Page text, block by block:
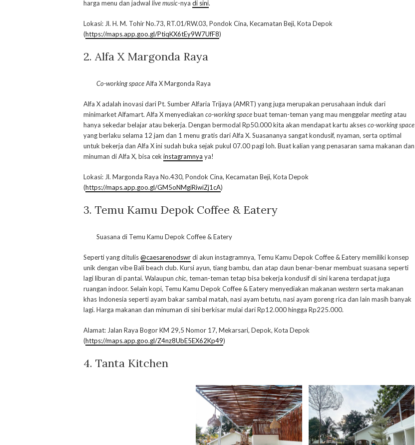
harga menu dan jadwal live music-nya di sini.
Lokasi: Jl. H. M. Tohir No.73, RT.01/RW.03, Pondok Cina, Kecamatan Beji, Kota Depok
(https://maps.app.goo.gl/PtiqKX6tEy9W7UfF8)
2. Alfa X Margonda Raya
Co-working spaceAlfa X Margonda Raya
Alfa X adalah inovasi dari Pt. Sumber Alfaria Trijaya (AMRT) yang juga merupakan perusahaan induk dari
minimarket Alfamart. Alfa X menyediakan co-working spacebuat teman-teman yang mau menggelarmeetingatau
hanya sekedar belajar atau bekerja. Dengan bermodal Rp50.000 kita akan mendapat kartu aksesco-working space
yang berlaku selama 12 jam dan 1 menu gratis dari Alfa X. Suasananya sangat kondusif, nyaman, serta optimal
untuk bekerja dan Alfa X ini sudah buka sejak pukul 07.00 pagi loh. Buat kalian yang penasaran sama makanan dan
minuman di Alfa X, bisa cekinstagramnya ya!
Lokasi: Jl. Margonda Raya No.430, Pondok Cina, Kecamatan Beji, Kota Depok
(https://maps.app.goo.gl/GM5oNMgiRiwiZj1cA)
3. Temu Kamu Depok Coffee & Eatery
Suasana di Temu Kamu Depok Coffee & Eatery
Seperti yang ditulis@caesarenodswrdi akun instagramnya, Temu Kamu Depok Coffee & Eatery memiliki konsep
unik dengan vibe Bali beach club. Kursi ayun, tiang bambu, dan atap daun benar-benar membuat suasana seperti
lagi liburan di pantai. Walaupun chic, teman-teman tetap bisa bekerja kondusif di sini karena terdapat juga
ruangan indoor. Selain kopi, Temu Kamu Depok Coffee & Eatery menyediakan makanan western serta makanan
khas Indonesia seperti ayam bakar sambal matah, nasi ayam betutu, nasi ayam goreng rica dan lain masih banyak
lagi. Harga makanan dan minuman di sini berkisar mulai dari Rp12.000 hingga Rp225.000.
Alamat: Jalan Raya Bogor KM 29,5 Nomor 17, Mekarsari, Depok, Kota Depok
(https://maps.app.goo.gl/Z4nz8UbE5EX62Kp49)
4. Tanta Kitchen